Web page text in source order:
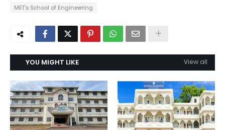
MET's School of Engineering
YOU MIGHT LIKE View all